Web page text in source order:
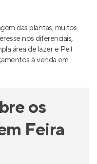
das plantas, muitos
nos diferenciais,
área de lazer e Pet
à venda em
os
Feira